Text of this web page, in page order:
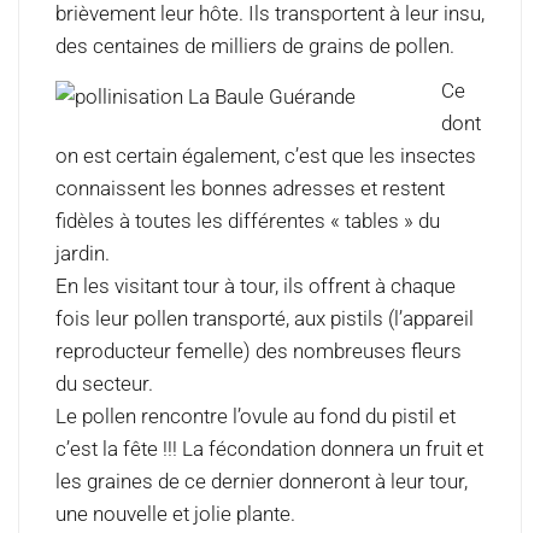
brièvement leur hôte. Ils transportent à leur insu,
des centaines de milliers de grains de pollen.
Ce
dont
on est certain également, c’est que les insectes
connaissent les bonnes adresses et restent
fidèles à toutes les différentes « tables » du
jardin.
En les visitant tour à tour, ils offrent à chaque
fois leur pollen transporté, aux pistils (l’appareil
reproducteur femelle) des nombreuses fleurs
du secteur.
Le pollen rencontre l’ovule au fond du pistil et
c’est la fête !!! La fécondation donnera un fruit et
les graines de ce dernier donneront à leur tour,
une nouvelle et jolie plante.